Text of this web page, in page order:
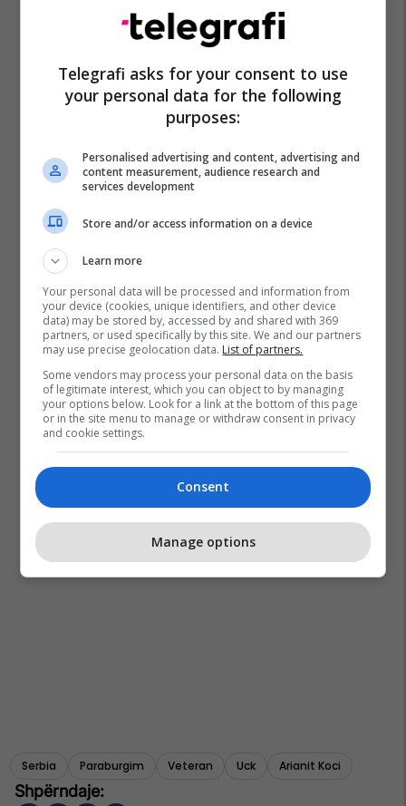
Serbia Paraburgim Veteran Uck Arianit Koci
Telegrafi asks for your consent to use
your personal data for the following
purposes:
Personalised advertising and content, advertising and
content measurement, audience research and
services development
Store and/or access information on a device
Learn more
Your personal data will be processed and information from
your device (cookies, unique identifiers, and other device
data) may be stored by, accessed by and shared with 369
partners, or used specifically by this site. We and our partners
may use precise geolocation data. List of partners.
Some vendors may process your personal data on the basis
of legitimate interest, which you can object to by managing
your options below. Look for a link at the bottom of this page
or in the site menu to manage or withdraw consent in privacy
and cookie settings.
Consent
Manage options